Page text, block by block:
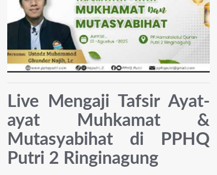
Live Mengaji Tafsir Ayat-
ayat Muhkamat &
Mutasyabihat di PPHQ
Putri 2 Ringinagung